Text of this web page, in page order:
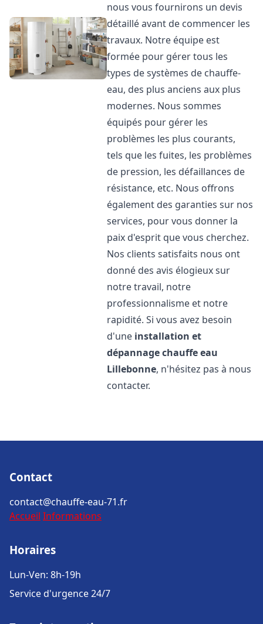
nous vous fournirons un devis
détaillé avant de commencer les
travaux. Notre équipe est
formée pour gérer tous les
types de systèmes de chauffe-
eau, des plus anciens aux plus
modernes. Nous sommes
équipés pour gérer les
problèmes les plus courants,
tels que les fuites, les problèmes
de pression, les défaillances de
résistance, etc. Nous offrons
également des garanties sur nos
services, pour vous donner la
paix d'esprit que vous cherchez.
Nos clients satisfaits nous ont
donné des avis élogieux sur
notre travail, notre
professionnalisme et notre
rapidité. Si vous avez besoin
d'une installation et
dépannage chauffe eau
Lillebonne, n'hésitez pas à nous
contacter.
Contact
contact@chauffe-eau-71.fr
Accueil Informations
Horaires
Lun-Ven: 8h-19h
Service d'urgence 24/7